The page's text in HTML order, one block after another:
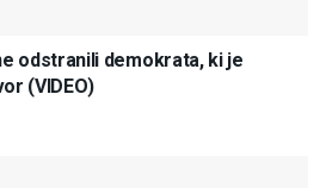
odstranili demokrata, ki je
(VIDEO)